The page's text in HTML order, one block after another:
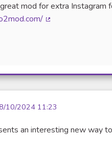
mod for extra Instagram
10/2024 11:23
an interesting new way